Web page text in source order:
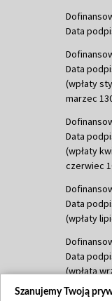
Data
Data
(wpłaty
marzec
Data
(wpłaty
czerwiec
Data
(wpłaty
Data
(wpłata
Szanujemy Twoją